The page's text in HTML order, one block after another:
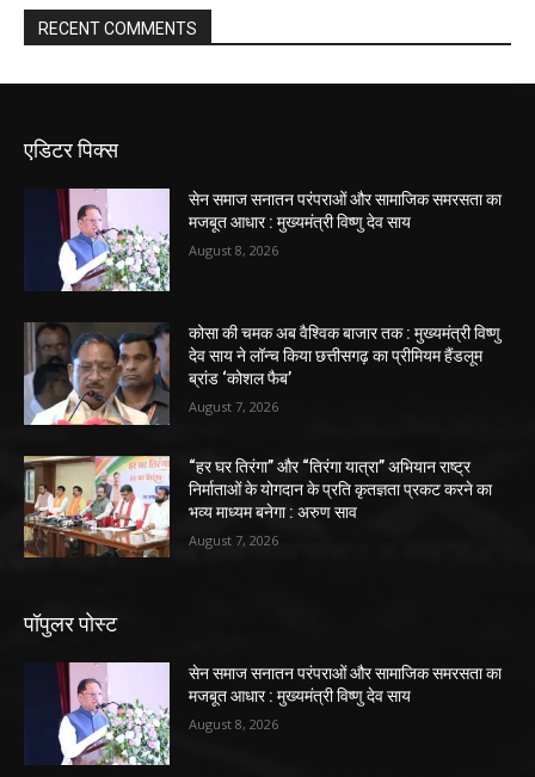
RECENT COMMENTS
एडिटर पिक्स
सेन समाज सनातन परंपराओं और सामाजिक समरसता का
मजबूत आधार : मुख्यमंत्री विष्णु देव साय
August 8, 2026
कोसा की चमक अब वैश्विक बाजार तक : मुख्यमंत्री विष्णु
देव साय ने लॉन्च किया छत्तीसगढ़ का प्रीमियम हैंडलूम
ब्रांड ‘कोशल फैब’
August 7, 2026
“हर घर तिरंगा” और “तिरंगा यात्रा” अभियान राष्ट्र
निर्माताओं के योगदान के प्रति कृतज्ञता प्रकट करने का
भव्य माध्यम बनेगा : अरुण साव
August 7, 2026
पॉपुलर पोस्ट
सेन समाज सनातन परंपराओं और सामाजिक समरसता का
मजबूत आधार : मुख्यमंत्री विष्णु देव साय
August 8, 2026